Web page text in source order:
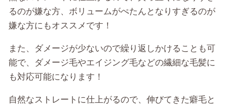
るのが嫌な方、ボリュームがぺたんとなりすぎるのが
嫌な方にもオススメです！
また、ダメージが少ないので繰り返しかけることも可
能で、ダメージ毛やエイジング毛などの繊細な毛髪に
も対応可能になります！
自然なストレートに仕上がるので、伸びてきた癖毛と